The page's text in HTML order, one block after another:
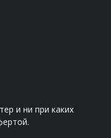
и ни при каких